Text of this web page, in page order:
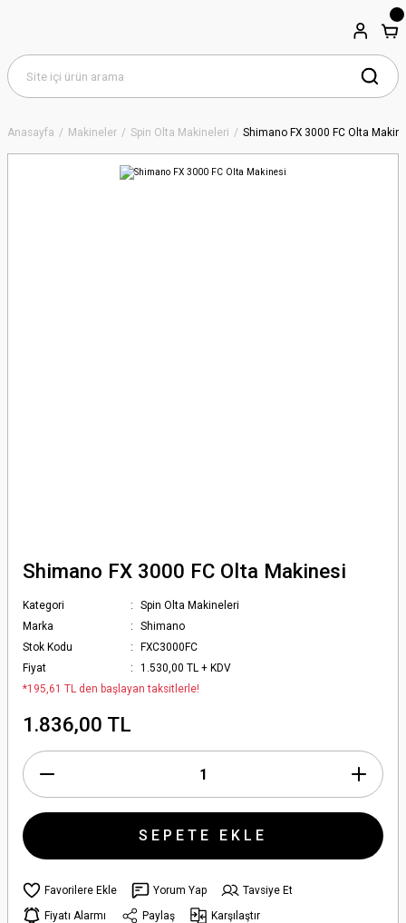
Anasayfa Makineler Spin Olta Makineleri Shimano FX 3000 FC Olta
Shimano FX 3000 FC Olta Makinesi
Kategori
Spin Olta Makineleri
Marka
Shimano
Stok Kodu
FXC3000FC
Fiyat
1.530,00 TL + KDV
*195,61 TL den başlayan taksitlerle!
1.836,00 TL
SEPETE EKLE
Yorum Yap
Tavsiye Et
Fiyatı Alarmı
Paylaş Karşılaştır